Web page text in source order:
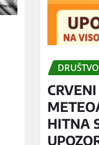
DRUŠTVO
CRVENI
HITNA